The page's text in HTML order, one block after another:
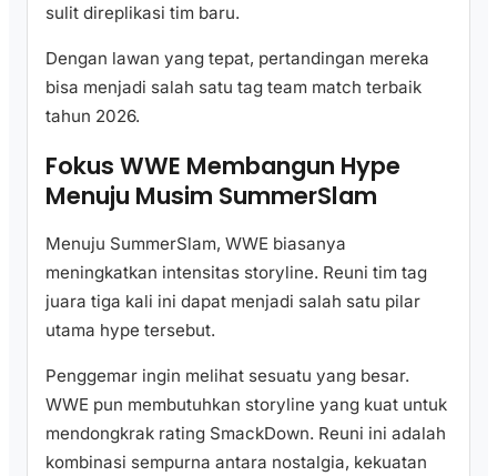
sulit direplikasi tim baru.
Dengan lawan yang tepat, pertandingan mereka
bisa menjadi salah satu tag team match terbaik
tahun 2026.
Fokus WWE Membangun Hype
Menuju Musim SummerSlam
Menuju SummerSlam, WWE biasanya
meningkatkan intensitas storyline. Reuni tim tag
juara tiga kali ini dapat menjadi salah satu pilar
utama hype tersebut.
Penggemar ingin melihat sesuatu yang besar.
WWE pun membutuhkan storyline yang kuat untuk
mendongkrak rating SmackDown. Reuni ini adalah
kombinasi sempurna antara nostalgia, kekuatan